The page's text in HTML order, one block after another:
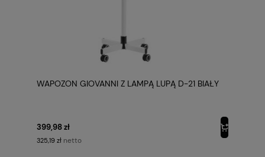
WAPOZON GIOVANNI Z LAMPĄ LUPĄ D-21 BIAŁY
399,98 zł
325,19 zł netto